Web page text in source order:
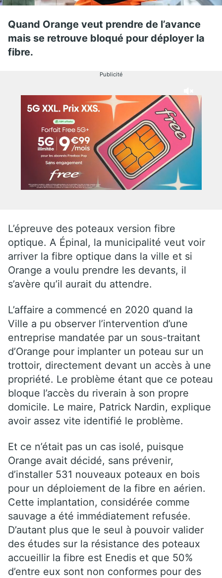
Quand Orange veut prendre de l’avance
mais se retrouve bloqué pour déployer la
fibre.
Publicité
L’épreuve des poteaux version fibre
optique. A Épinal, la municipalité veut voir
arriver la fibre optique dans la ville et si
Orange a voulu prendre les devants, il
s’avère qu’il aurait du attendre.
L’affaire a commencé en 2020 quand la
Ville a pu observer l’intervention d’une
entreprise mandatée par un sous-traitant
d’Orange pour implanter un poteau sur un
trottoir, directement devant un accès à une
propriété. Le problème étant que ce poteau
bloque l’accès du riverain à son propre
domicile. Le maire, Patrick Nardin, explique
avoir assez vite identifié le problème.
Et ce n’était pas un cas isolé, puisque
Orange avait décidé, sans prévenir,
d’installer 531 nouveaux poteaux en bois
pour un déploiement de la fibre en aérien.
Cette implantation, considérée comme
sauvage a été immédiatement refusée.
D’autant plus que le seul à pouvoir valider
des études sur la résistance des poteaux
accueillir la fibre est Enedis et que 50%
d’entre eux sont non conformes pour des